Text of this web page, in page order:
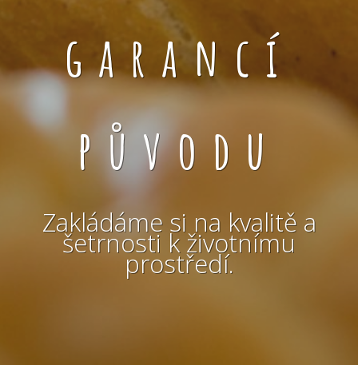
garancí
původu
Zakládáme si na kvalitě a
šetrnosti k životnímu
prostředí.